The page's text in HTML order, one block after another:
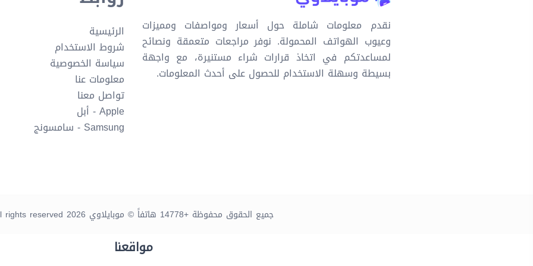
نقدم معلومات شاملة حول أسعار ومواصفات ومميزات
وعيوب الهواتف المحمولة. نوفر مراجعات متعمقة ونصائح
لمساعدتكم في اتخاذ قرارات شراء مستنيرة، مع واجهة
بسيطة وسهلة الاستخدام للحصول على أحدث المعلومات.
الرئيسية
شروط الاستخدام
سياسة الخصوصية
معلومات عنا
تواصل معنا
Apple - أبل
Samsung - سامسونج
جميع الحقوق محفوظة +14778 هاتفاً © موبايلاوي 2026 rights reserved